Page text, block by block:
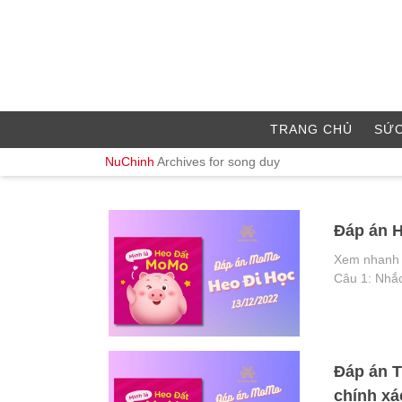
TRANG CHỦ
NuChinh Archives for song duy
Đáp án
Xem
Câu 1:
Đáp án
chính